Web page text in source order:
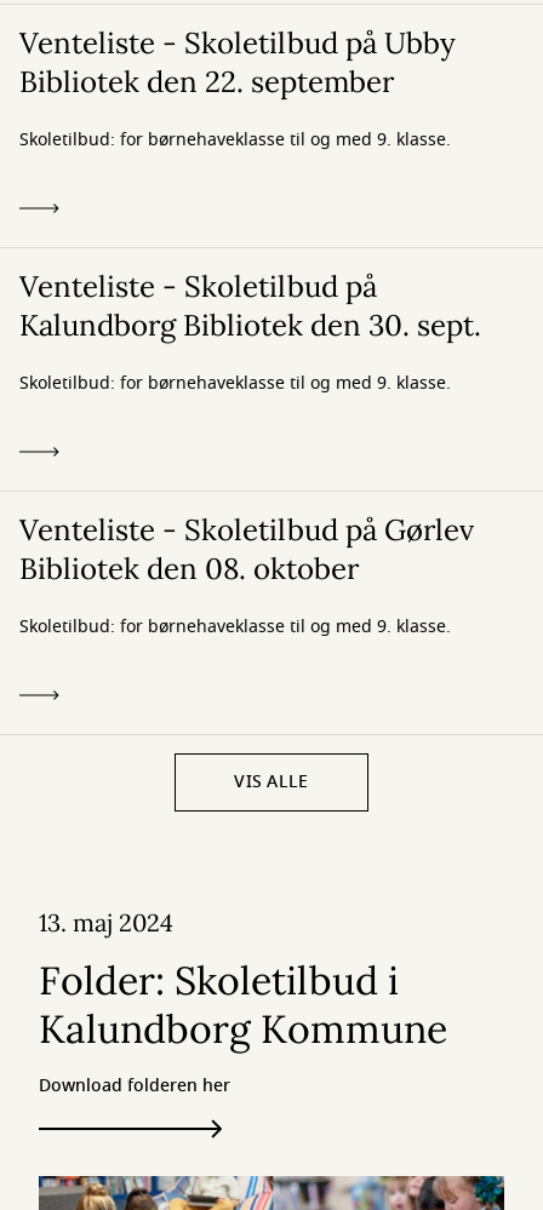
Venteliste - Skoletilbud på Ubby
Bibliotek den 22. september
Skoletilbud: for børnehaveklasse til og med 9. klasse.
Venteliste - Skoletilbud på
Kalundborg Bibliotek den 30. sept.
Skoletilbud: for børnehaveklasse til og med 9. klasse.
Venteliste - Skoletilbud på Gørlev
Bibliotek den 08. oktober
Skoletilbud: for børnehaveklasse til og med 9. klasse.
VIS ALLE
13. maj 2024
Folder: Skoletilbud i
Kalundborg Kommune
Download folderen her